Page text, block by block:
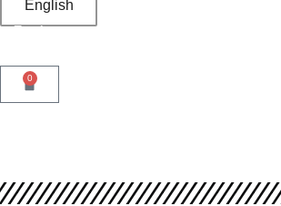
English
Профил
0